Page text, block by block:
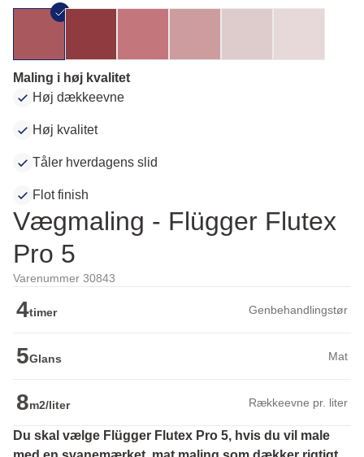
Maling i høj kvalitet
Høj dækkeevne
Høj kvalitet
Tåler hverdagens slid
Flot finish
Vægmaling - Flügger Flutex
Pro 5
Varenummer 30843
4timer Genbehandlingstør
5Glans Mat
8m2/liter Rækkeevne pr. liter
Du skal vælge Flügger Flutex Pro 5, hvis du vil male